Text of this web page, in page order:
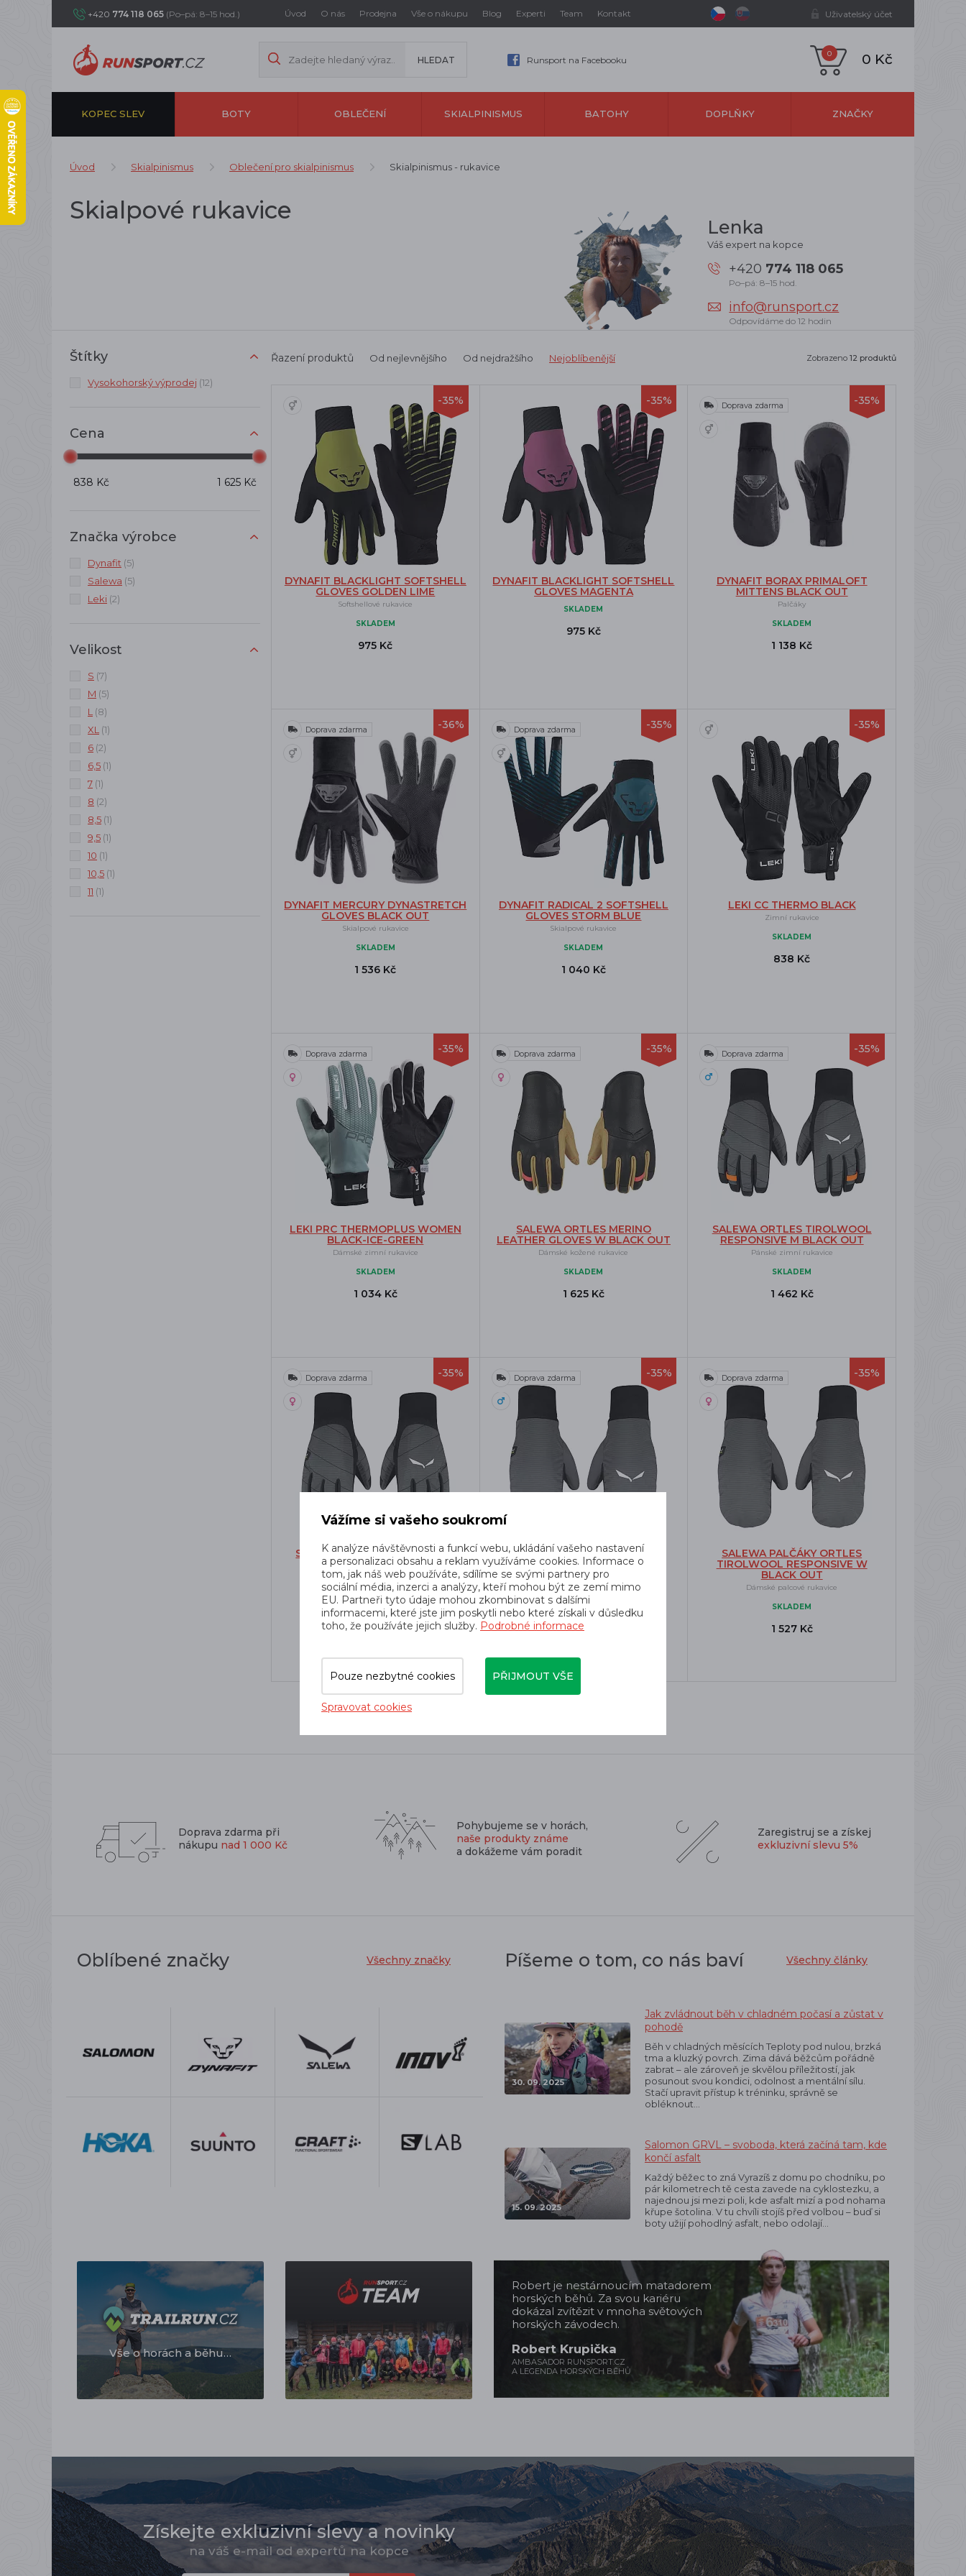
+420 774 118 065 (Po–pá: 8–15 hod.) Úvod O nás Prodejna Vše o nákupu Blog Experti Team Kontakt Uživatelský účet
Runsport na Facebooku
0 0 Kč
KOPEC SLEV BOTY OBLEČENÍ SKIALPINISMUS BATOHY DOPLŇKY ZNAČKY
Úvod Skialpinismus Oblečení pro skialpinismus Skialpinismus - rukavice
Skialpové rukavice
Lenka
Váš expert na kopce
+420 774 118 065
Po–pá: 8–15 hod.
info@runsport.cz
Odpovídáme do 12 hodin
Štítky
Vysokohorský výprodej (12)
Cena
838 Kč 1 625 Kč
Značka výrobce
Dynafit (5)
Salewa (5)
Leki (2)
Velikost
S (7)
M (5)
L (8)
XL (1)
6 (2)
6,5 (1)
7 (1)
8 (2)
8,5 (1)
9,5 (1)
10 (1)
10,5 (1)
11 (1)
Řazení produktů Od nejlevnějšího Od nejdražšího Nejoblíbenější Zobrazeno 12 produktů
-35%
DYNAFIT BLACKLIGHT SOFTSHELL
GLOVES GOLDEN LIME
Softshellové rukavice
SKLADEM
975 Kč
-35%
DYNAFIT BLACKLIGHT SOFTSHELL
GLOVES MAGENTA
SKLADEM
975 Kč
-35%
Doprava zdarma
DYNAFIT BORAX PRIMALOFT
MITTENS BLACK OUT
Palčáky
SKLADEM
1 138 Kč
-36%
Doprava zdarma
DYNAFIT MERCURY DYNASTRETCH
GLOVES BLACK OUT
Skialpové rukavice
SKLADEM
1 536 Kč
-35%
Doprava zdarma
DYNAFIT RADICAL 2 SOFTSHELL
GLOVES STORM BLUE
Skialpové rukavice
SKLADEM
1 040 Kč
-35%
LEKI CC THERMO BLACK
Zimní rukavice
SKLADEM
838 Kč
-35%
Doprava zdarma
LEKI PRC THERMOPLUS WOMEN
BLACK-ICE-GREEN
Dámské zimní rukavice
SKLADEM
1 034 Kč
-35%
Doprava zdarma
SALEWA ORTLES MERINO
LEATHER GLOVES W BLACK OUT
Dámské kožené rukavice
SKLADEM
1 625 Kč
-35%
Doprava zdarma
SALEWA ORTLES TIROLWOOL
RESPONSIVE M BLACK OUT
Pánské zimní rukavice
SKLADEM
1 462 Kč
-35%
Doprava zdarma
SALEWA ORTLES TIROLWOOL
RESPONSIVE W BLACK OUT
Dámské rukavice
SKLADEM
1 398 Kč
-35%
Doprava zdarma
SALEWA PALČÁKY ORTLES
TIROLWOOL RESPONSIVE M
BLACK OUT
Pánské palcové rukavice
SKLADEM
1 527 Kč
-35%
Doprava zdarma
SALEWA PALČÁKY ORTLES
TIROLWOOL RESPONSIVE W
BLACK OUT
Dámské palcové rukavice
SKLADEM
1 527 Kč
Doprava zdarma při
nákupu nad 1 000 Kč
Pohybujeme se v horách,
naše produkty známe
a dokážeme vám poradit
Zaregistruj se a získej
exkluzivní slevu 5%
Oblíbené značky Všechny značky Píšeme o tom, co nás baví Všechny články
30. 09. 2025
Jak zvládnout běh v chladném počasí a zůstat v
pohodě
Běh v chladných měsících Teploty pod nulou, brzká
tma a kluzký povrch. Zima dává běžcům pořádně
zabrat – ale zároveň je skvělou příležitostí, jak
posunout svou kondici, odolnost a mentální sílu.
Stačí upravit přístup k tréninku, správně se
obléknout…
15. 09. 2025
Salomon GRVL – svoboda, která začíná tam, kde
končí asfalt
Každý běžec to zná Vyrazíš z domu po chodníku, po
pár kilometrech tě cesta zavede na cyklostezku, a
najednou jsi mezi poli, kde asfalt mizí a pod nohama
křupe šotolina. V tu chvíli stojíš před volbou – buď si
boty užijí pohodlný asfalt, nebo odolají…
Vše o horách a běhu…
Robert je nestárnoucím matadorem
horských běhů. Za svou kariéru
dokázal zvítězit v mnoha světových
horských závodech.
Robert Krupička
AMBASADOR RUNSPORT.CZ
A LEGENDA HORSKÝCH BĚHŮ
Získejte exkluzivní slevy a novinky
na váš e-mail od expertů na kopce
Vážíme si vašeho soukromí
K analýze návštěvnosti a funkcí webu, ukládání vašeho nastavení
a personalizaci obsahu a reklam využíváme cookies. Informace o
tom, jak náš web používáte, sdílíme se svými partnery pro
sociální média, inzerci a analýzy, kteří mohou být ze zemí mimo
EU. Partneři tyto údaje mohou zkombinovat s dalšími
informacemi, které jste jim poskytli nebo které získali v důsledku
toho, že používáte jejich služby. Podrobné informace
Pouze nezbytné cookies PŘIJMOUT VŠE
Spravovat cookies